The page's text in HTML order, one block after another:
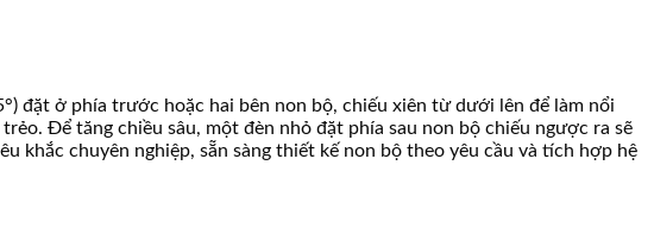
đặt ở phía trước hoặc hai bên non bộ, chiếu xiên từ dưới lên để làm nổi
Để tăng chiều sâu, một đèn nhỏ đặt phía sau non bộ chiếu ngược ra sẽ
khắc chuyên nghiệp, sẵn sàng thiết kế non bộ theo yêu cầu và tích hợp hệ